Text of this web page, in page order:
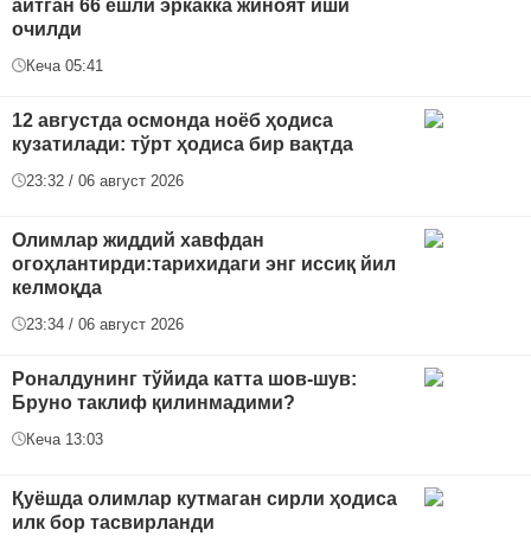
айтган 66 ёшли эркакка жиноят иши
очилди
Кеча 05:41
12 августда осмонда ноёб ҳодиса
кузатилади: тўрт ҳодиса бир вақтда
23:32 / 06 август 2026
Oлимлар жиддий хавфдан
огоҳлантирди:тарихидаги энг иссиқ йил
келмоқда
23:34 / 06 август 2026
Роналдунинг тўйида катта шов-шув:
Бруно таклиф қилинмадими?
Кеча 13:03
Қуёшда олимлар кутмаган сирли ҳодиса
илк бор тасвирланди